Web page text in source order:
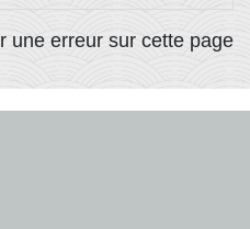
une erreur sur cette page